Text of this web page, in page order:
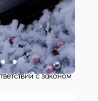
варианта цены в
и задач.
с законом